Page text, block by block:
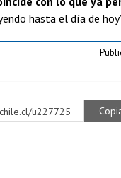
hasta el día de
u227725